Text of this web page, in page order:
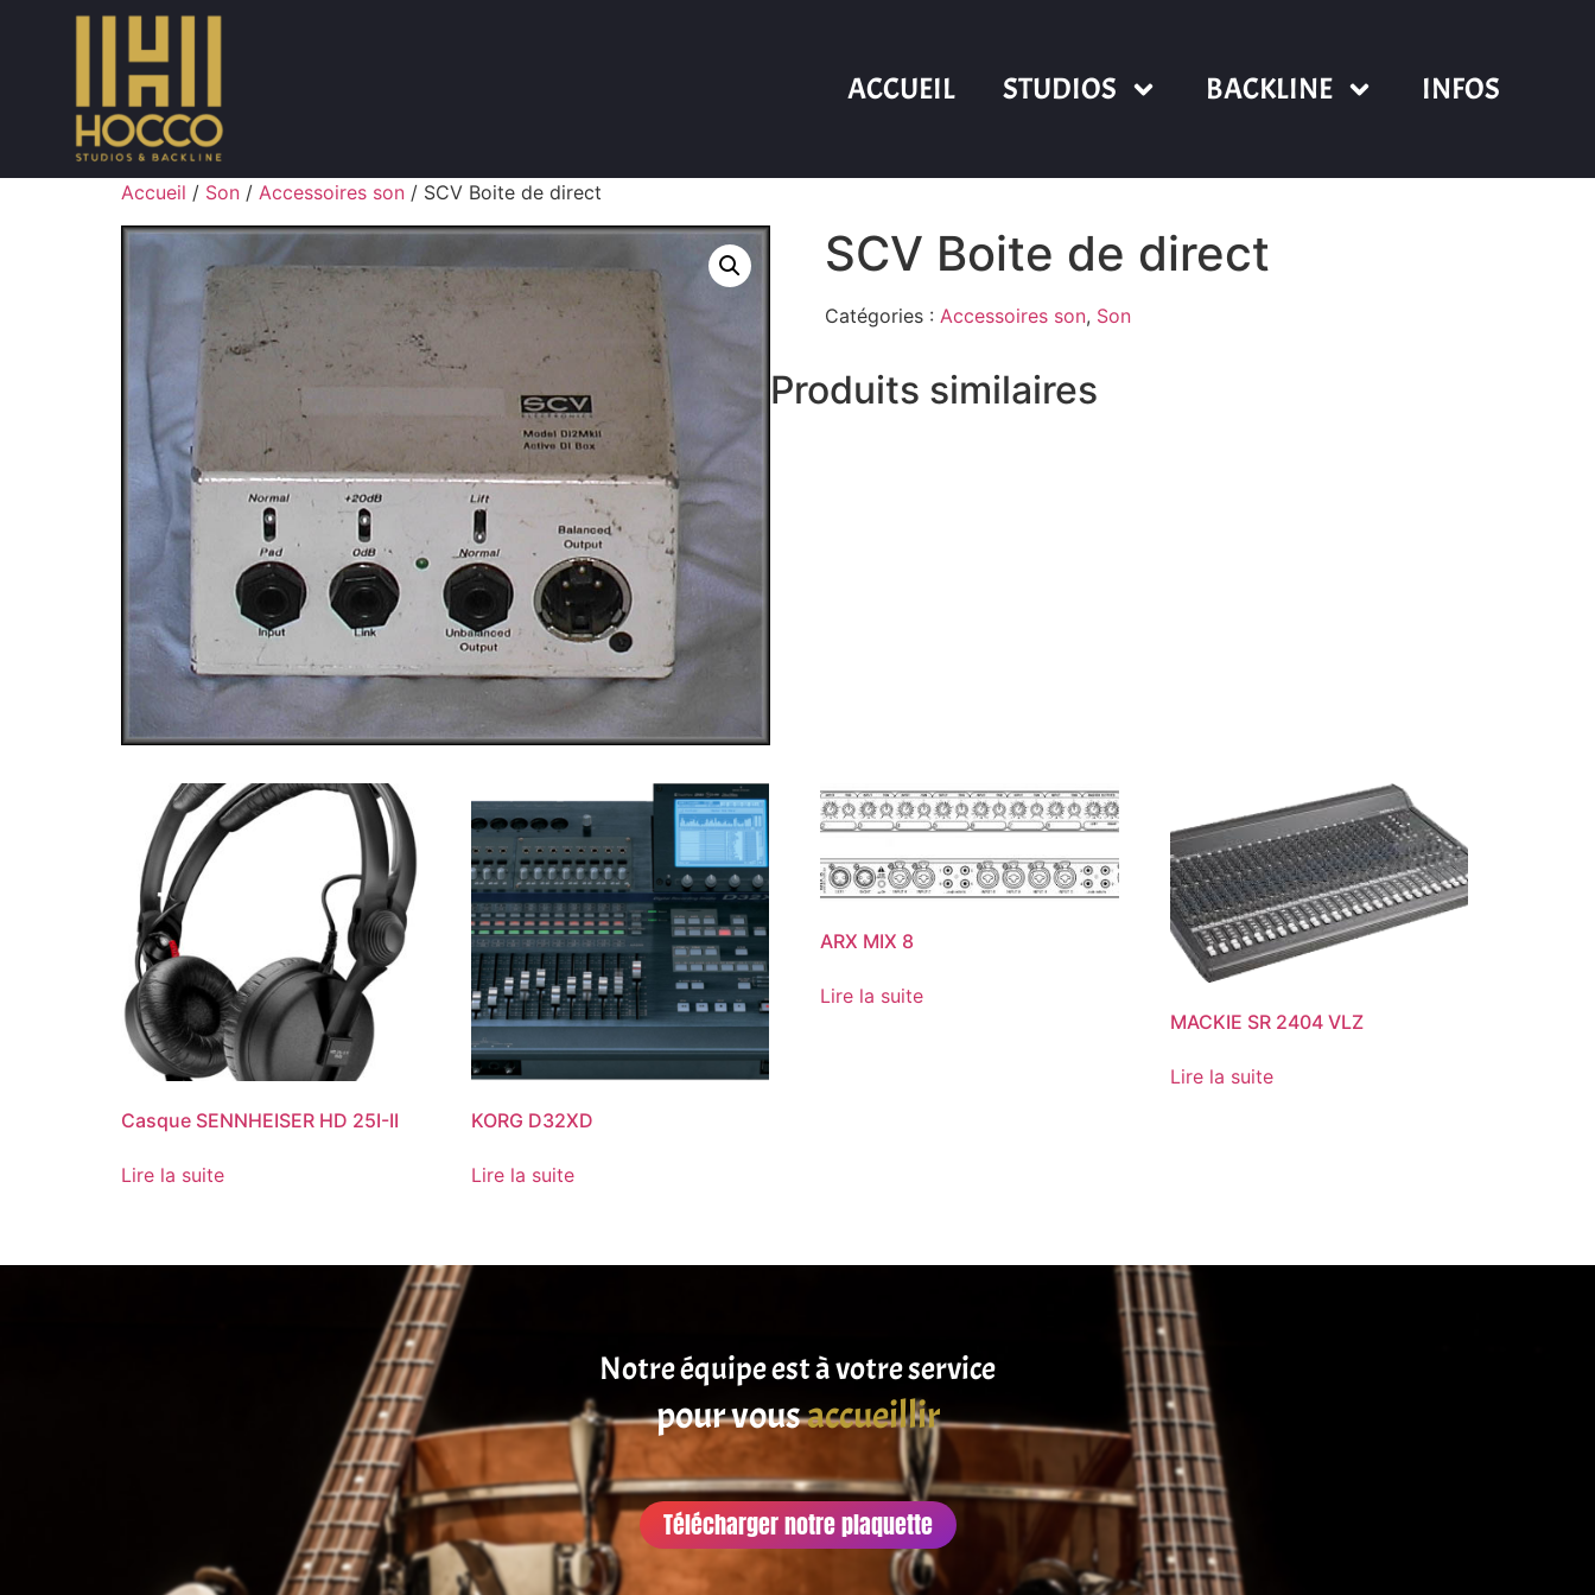
ACCUEIL STUDIOS BACKLINE INFOS
Accueil / Son / Accessoires son / SCV Boite de direct
SCV Boite de direct
Catégories : Accessoires son, Son
Produits similaires
Casque SENNHEISER HD 25I-II
Lire la suite
KORG D32XD
Lire la suite
ARX MIX 8
Lire la suite
MACKIE SR 2404 VLZ
Lire la suite
Notre équipe est à votre service
pour vous
accueillir
satisfaire
Télécharger notre plaquette